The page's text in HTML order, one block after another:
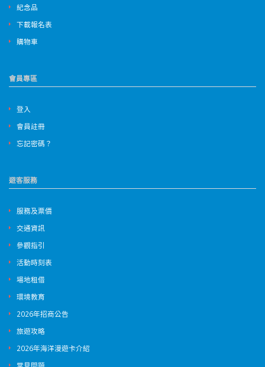
紀念品
下載報名表
購物車
會員專區
登入
會員註冊
忘記密碼？
遊客服務
服務及票價
交通資訊
參觀指引
活動時刻表
場地租借
環境教育
2026年招商公告
旅遊攻略
2026年海洋漫遊卡介紹